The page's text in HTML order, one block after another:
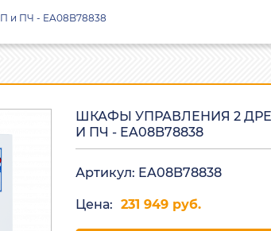
и ПЧ - EA08B78838
ШКАФЫ УПРАВЛЕНИЯ 2
И ПЧ - EA08B78838
Артикул: EA08B78838
Цена: 231 949 руб.